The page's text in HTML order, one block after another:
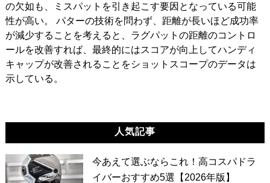
の欠如も、ミスパットを引き起こす要因となっている可能
性が高い。 パターの技術を問わず、距離が長いほど成功率
が減少することを考えると、ラグパットの距離のコントロ
ールを改善すれば、最終的にはスコアが向上してハンディ
キャップが改善されることをショットスコープのデータは
示している。
人気記事
今あえて選ぶならこれ！高コスパドラ
イバーおすすめ5選【2026年版】